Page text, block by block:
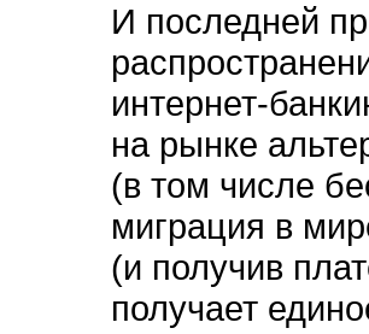
И последней
интернет-
на рынке
(в том числе
миграция в
(и получив
получает